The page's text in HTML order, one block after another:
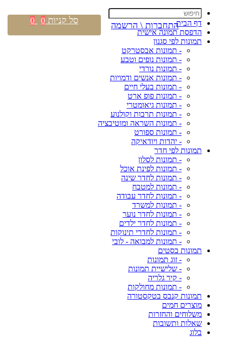
דף הבית
הדפסת תמונה אישית
תמונות לפי סגנון
- תמונות אבסטרקט
- תמונות נופים וטבע
- תמונות נורדי
- תמונות אנשים ודמויות
- תמונות בעלי חיים
- תמונות פופ ארט
- תמונות גיאומטרי
- תמונות תרבות וקולנוע
- תמונות השראה ומוטיבציה
- תמונות ספורט
- יהדות ויודאיקה
תמונות לפי חדר
- תמונות לסלון
- תמונות לפינת אוכל
- תמונות לחדר שינה
- תמונות למטבח
- תמונות לחדר עבודה
- תמונות למשרד
- תמונות לחדר נוער
- תמונות לחדר ילדים
- תמונות לחדרי תינוקות
- תמונות למבואה - לובי
תמונות בסטים
- זוג תמונות
- שלישיית תמונות
- קיר גלריה
- תמונות מחולקות
תמונות קנבס בטקסטורה
מוצרים חמים
משלוחים והחזרות
שאלות ותשובות
בלוג
התחברות \ הרשמה סל קניות 0
0